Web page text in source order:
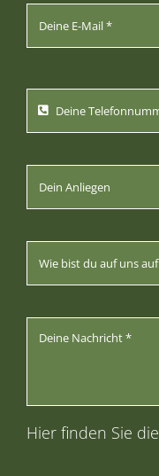
Hier finden Sie die